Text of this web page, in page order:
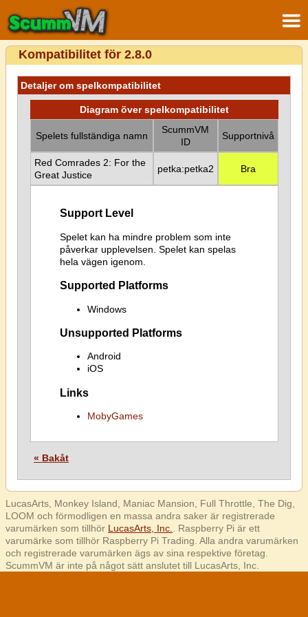
Kompatibilitet för 2.8.0
Detaljer om spelkompatibilitet
Diagram över spelkompatibilitet
Spelets fullständiga namn
ScummVM
ID
Supportnivå
Red Comrades 2: For the
Great Justice
petka:petka2 Bra
Support Level
Spelet kan ha mindre problem som inte
påverkar upplevelsen. Spelet kan spelas
hela vägen igenom.
Supported Platforms
Windows
Unsupported Platforms
Android
iOS
Links
MobyGames
« Bakåt
LucasArts, Monkey Island, Maniac Mansion, Full Throttle, The Dig,
LOOM och förmodligen en massa andra saker är registrerade
varumärken som tillhör LucasArts, Inc.
. Raspberry Pi är ett
varumärke som tillhör Raspberry Pi Trading. Alla andra varumärken
och registrerade varumärken ägs av sina respektive företag.
ScummVM är inte på något sätt anslutet till LucasArts, Inc.